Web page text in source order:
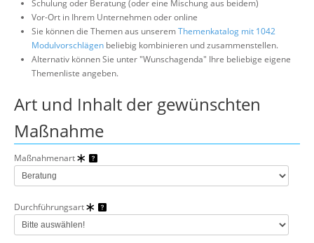
Über uns
Suche
Schulung oder Beratung (oder eine Mischung aus beidem)
Vor-Ort in Ihrem Unternehmen oder online
Sie können die Themen aus unseremThemenkatalog mit 1042
Modulvorschlägen beliebig kombinieren und zusammenstellen.
Alternativ können Sie unter "Wunschagenda" Ihre beliebige eigene
Themenliste angeben.
Art und Inhalt der gewünschten
Maßnahme
Maßnahmenart
Durchführungsart